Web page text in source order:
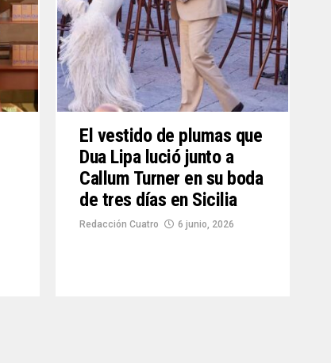
El vestido de plumas que
Dua Lipa lució junto a
Callum Turner en su boda
de tres días en Sicilia
Redacción Cuatro 6 junio, 2026